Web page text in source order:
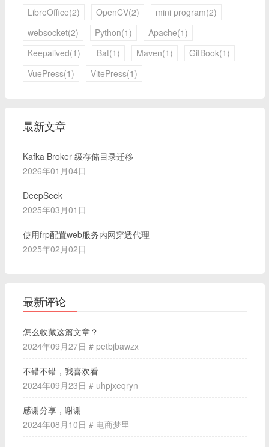
LibreOffice(2)
OpenCV(2)
mini program(2)
websocket(2)
Python(1)
Apache(1)
Keepalived(1)
Bat(1) Maven(1)
GitBook(1)
VuePress(1)
VitePress(1)
最新文章
Kafka Broker 级存储目录迁移
2026年01月04日
DeepSeek
2025年03月01日
使用frp配置web服务内网穿透代理
2025年02月02日
最新评论
怎么收藏这篇文章？
2024年09月27日 # petbjbawzx
不错不错，我喜欢看
2024年09月23日 # uhpjxeqryn
感谢分享，谢谢
2024年08月10日 # 电商梦里